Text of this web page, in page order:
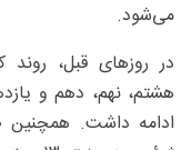
می‌شود.
در روزهای قبل،
هشتم، نهم، دهم و